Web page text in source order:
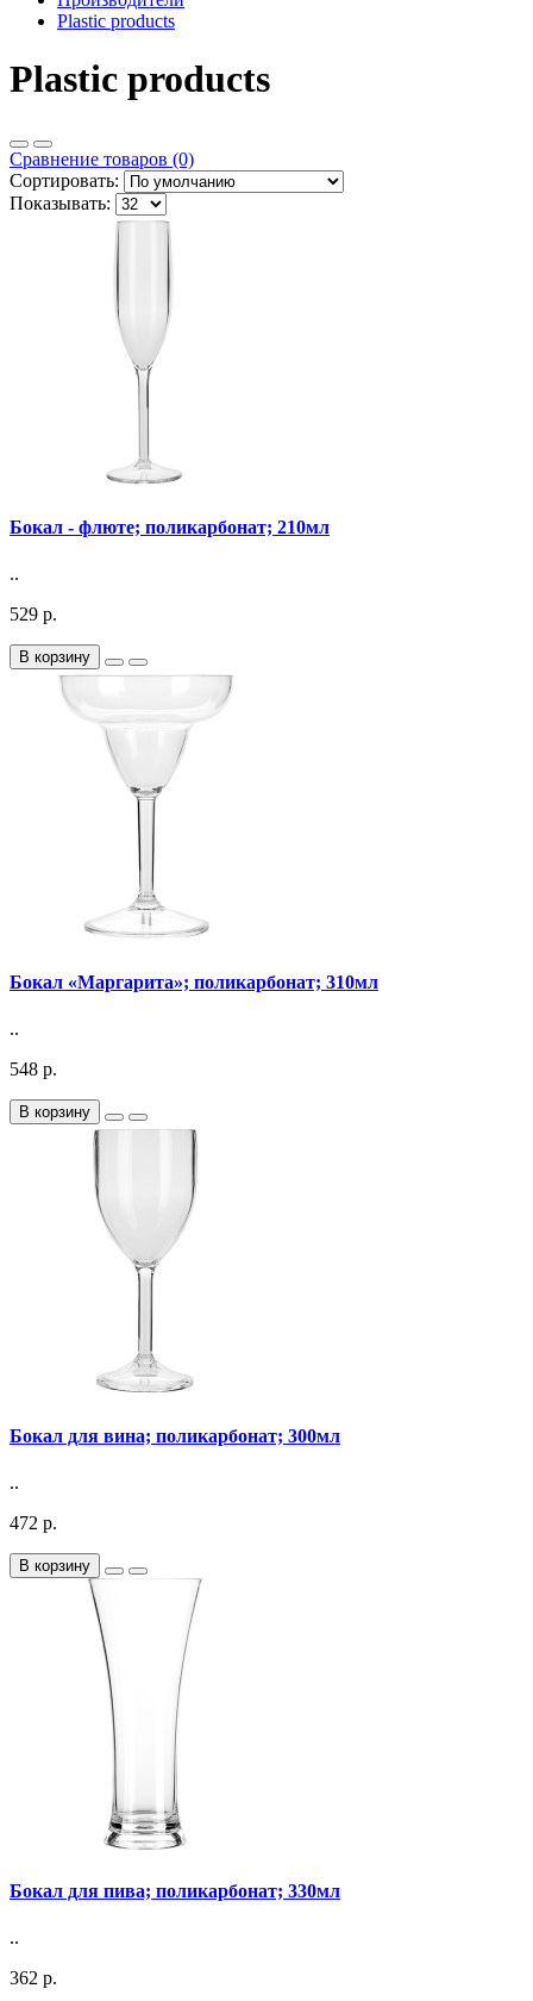
Plastic products
Plastic products
Сравнение товаров (0)
Сортировать:
Показывать:
Бокал - флюте; поликарбонат; 210мл
..
529 р.
В корзину
Бокал «Маргарита»; поликарбонат; 310мл
..
548 р.
В корзину
Бокал для вина; поликарбонат; 300мл
..
472 р.
В корзину
Бокал для пива; поликарбонат; 330мл
..
362 р.